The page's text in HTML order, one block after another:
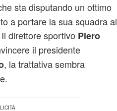
sta disputando un ottimo
a portare la sua squadra al
direttore sportivo Piero
il presidente
, la trattativa sembra